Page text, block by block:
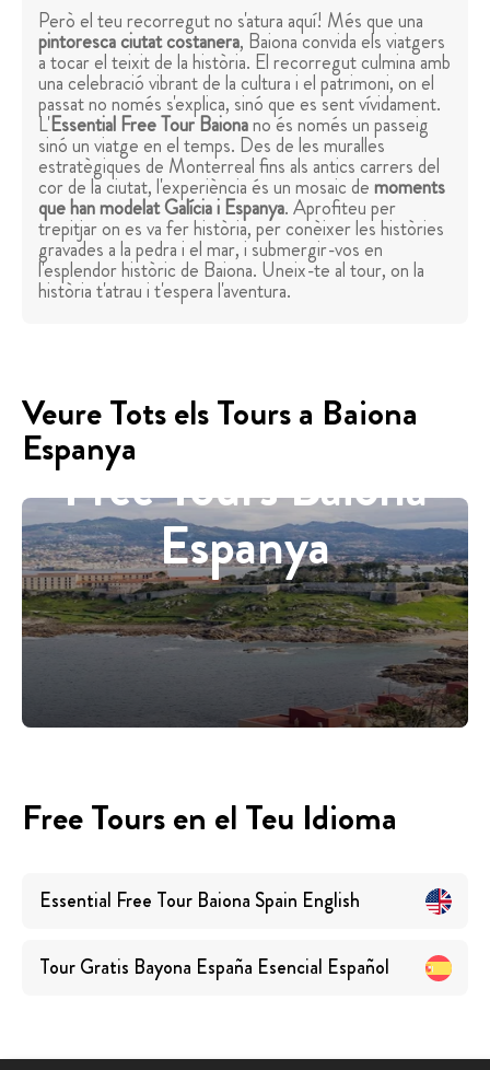
Però el teu recorregut no s'atura aquí! Més que una
pintoresca ciutat costanera, Baiona convida els viatgers
a tocar el teixit de la història. El recorregut culmina amb
una celebració vibrant de la cultura i el patrimoni, on el
passat no només s'explica, sinó que es sent vívidament.
L'Essential Free Tour Baionano és només un passeig
sinó un viatge en el temps. Des de les muralles
estratègiques de Monterreal fins als antics carrers del
cor de la ciutat, l'experiència és un mosaic demoments
que han modelat Galícia i Espanya. Aprofiteu per
trepitjar on es va fer història, per conèixer les històries
gravades a la pedra i el mar, i submergir-vos en
l'esplendor històric de Baiona. Uneix-te al tour, on la
història t'atrau i t'espera l'aventura.
Veure Tots els Tours a Baiona
Espanya
Free Tours Baiona
Espanya
Free Tours en el Teu Idioma
Essential Free Tour Baiona Spain English
Tour Gratis Bayona España Esencial Español